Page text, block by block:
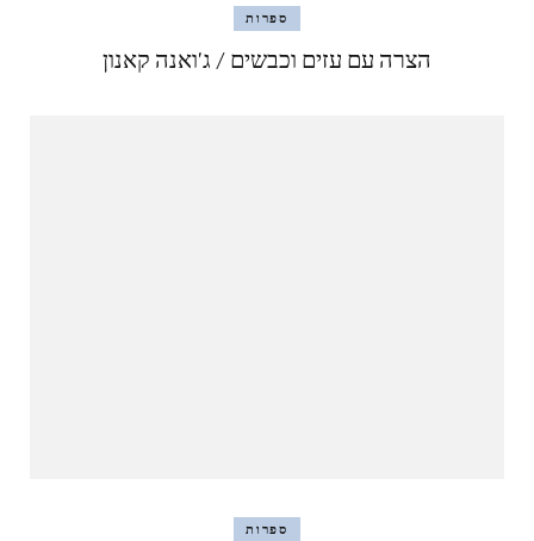
ספרות
הצרה עם עזים וכבשים / ג'ואנה קאנון
ספרות